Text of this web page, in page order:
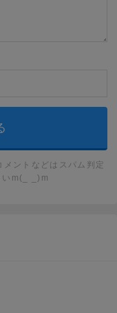
ントなどはスパム判定
いm(_ _)m